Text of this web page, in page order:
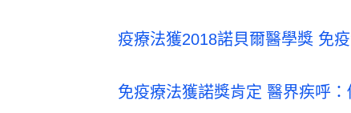
疫療法獲2018諾貝爾醫學獎 免
免疫療法獲諾獎肯定 醫界疾呼